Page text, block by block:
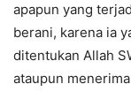
apapun yang
berani, karena ia
ditentukan Allah
ataupun